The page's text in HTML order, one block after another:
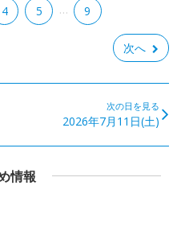
4 5 … 9
次へ
次の日を見る
2026年7月11日(土)
情報